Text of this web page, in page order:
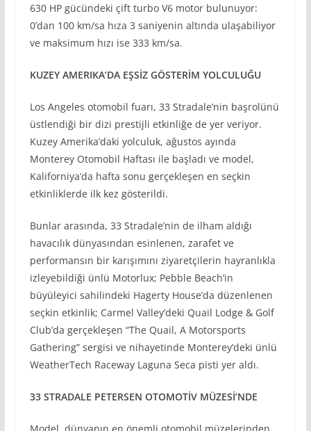
630 HP gücündeki çift turbo V6 motor bulunuyor:
0’dan 100 km/sa hıza 3 saniyenin altında ulaşabiliyor
ve maksimum hızı ise 333 km/sa.
KUZEY AMERIKA’DA EŞSİZ GÖSTERİM YOLCULUĞU
Los Angeles otomobil fuarı, 33 Stradale’nin başrolünü
üstlendiği bir dizi prestijli etkinliğe de yer veriyor.
Kuzey Amerika’daki yolculuk, ağustos ayında
Monterey Otomobil Haftası ile başladı ve model,
Kaliforniya’da hafta sonu gerçekleşen en seçkin
etkinliklerde ilk kez gösterildi.
Bunlar arasında, 33 Stradale’nin de ilham aldığı
havacılık dünyasından esinlenen, zarafet ve
performansın bir karışımını ziyaretçilerin hayranlıkla
izleyebildiği ünlü Motorlux; Pebble Beach’in
büyüleyici sahilindeki Hagerty House’da düzenlenen
seçkin etkinlik; Carmel Valley’deki Quail Lodge & Golf
Club’da gerçekleşen “The Quail, A Motorsports
Gathering” sergisi ve nihayetinde Monterey’deki ünlü
WeatherTech Raceway Laguna Seca pisti yer aldı.
33 STRADALE PETERSEN OTOMOTİV MÜZESİ’NDE
Model, dünyanın en önemli otomobil müzelerinden